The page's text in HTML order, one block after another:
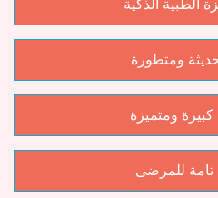
الطبية الذكية
ومتطورة
ومتميزة
للمرضى